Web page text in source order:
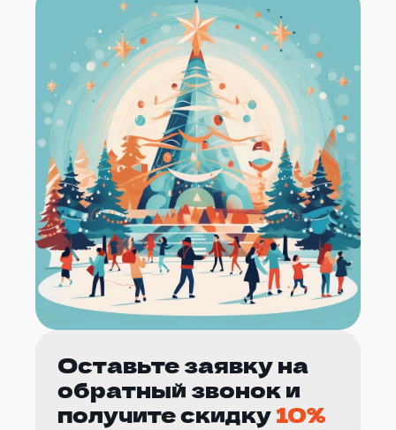
Оставьте заявку на
обратный звонок и
получите скидку10%